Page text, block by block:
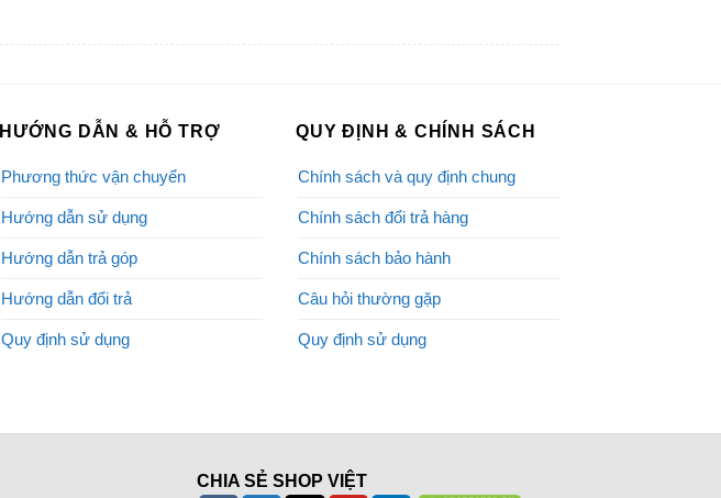
HƯỚNG DẪN & HỖ TRỢ
Phương thức vận chuyển
Hướng dẫn sử dụng
Hướng dẫn trả góp
Hướng dẫn đổi trả
Quy định sử dụng
QUY ĐỊNH & CHÍNH SÁCH
Chính sách và quy định chung
Chính sách đổi trả hàng
Chính sách bảo hành
Câu hỏi thường gặp
Quy định sử dụng
CHIA SẺ SHOP VIỆT